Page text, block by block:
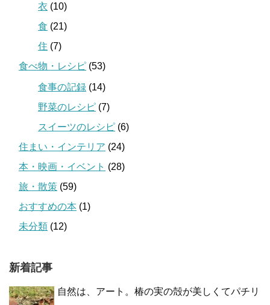
衣 (10)
食 (21)
住 (7)
食べ物・レシピ (53)
食事の記録 (14)
野菜のレシピ (7)
スイーツのレシピ (6)
住まい・インテリア (24)
本・映画・イベント (28)
旅・散策 (59)
おすすめの本 (1)
未分類 (12)
新着記事
自然は、アート。椿の実の殻が美しくてパチリ